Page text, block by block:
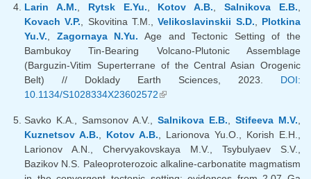
Larin A.M., Rytsk E.Yu., Kotov A.B.,Salnikova E.B.,
Kovach V.P., Skovitina T.M.,Velikoslavinskii S.D., Plotkina
Yu.V., Zagornaya N.Yu. Age and Tectonic Setting of the
Bambukoy Tin-Bearing Volcano-Plutonic Assemblage
(Barguzin-Vitim Superterrane of the Central Asian Orogenic
Belt) // Doklady Earth Sciences, 2023. DOI:
10.1134/S1028334X23602572(внешняя ссылка)
Savko K.A., Samsonov A.V., Salnikova E.B., Stifeeva M.V.,
Kuznetsov A.B., Kotov A.B., Larionova Yu.O., Korish E.H.,
Larionov A.N., Chervyakovskaya M.V., Tsybulyaev S.V.,
Bazikov N.S. Paleoproterozoic alkaline-carbonatite magmatism